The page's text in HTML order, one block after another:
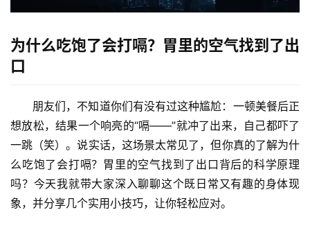
为什么吃饱了会打嗝？胃里的空气找到了出
口
朋友们，不知道你们有没有过这种尴尬：一顿美餐后正
想放松，结果一个响亮的“嗝——”就冲了出来，自己都吓了
一跳（笑）。说实话，这场景太常见了，但你真的了解为什
么吃饱了会打嗝？胃里的空气找到了出口 背后的科学原理
吗？今天我就带大家深入聊聊这个既日常又有趣的身体现
象，并分享几个实用小技巧，让你轻松应对。